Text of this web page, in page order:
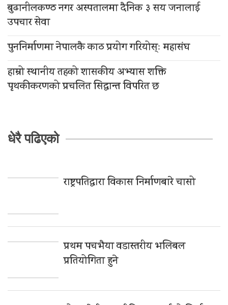
बुढानीलकण्ठ नगर अस्पतालमा दैनिक ३ सय जनालाई
उपचार सेवा
पुननिर्माणमा नेपालकै काठ प्रयोग गरियोस्ः महासंघ
हाम्रो स्थानीय तहको शासकीय अभ्यास शक्ति
पृथकीकरणको प्रचलित सिद्धान्त विपरित छ
धेरै पढिएको
राष्ट्रपतिद्वारा विकास निर्माणबारे चासो
प्रथम पचभैया वडास्तरीय भलिबल
प्रतियोगिता हुने